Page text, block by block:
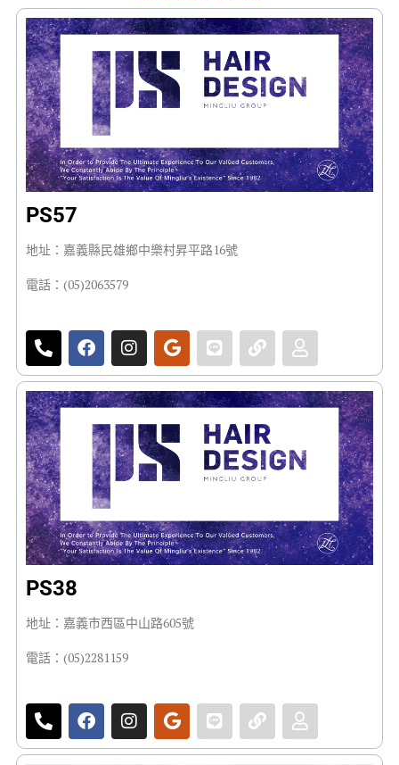
PS57
地址：嘉義縣民雄鄉中樂村昇平路16號
電話：(05)2063579
PS38
地址：嘉義市西區中山路605號
電話：(05)2281159